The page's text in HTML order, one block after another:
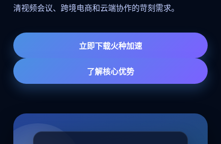
清视频会议、跨境电商和云端协作的苛刻需求。
立即下载火种加速
了解核心优势